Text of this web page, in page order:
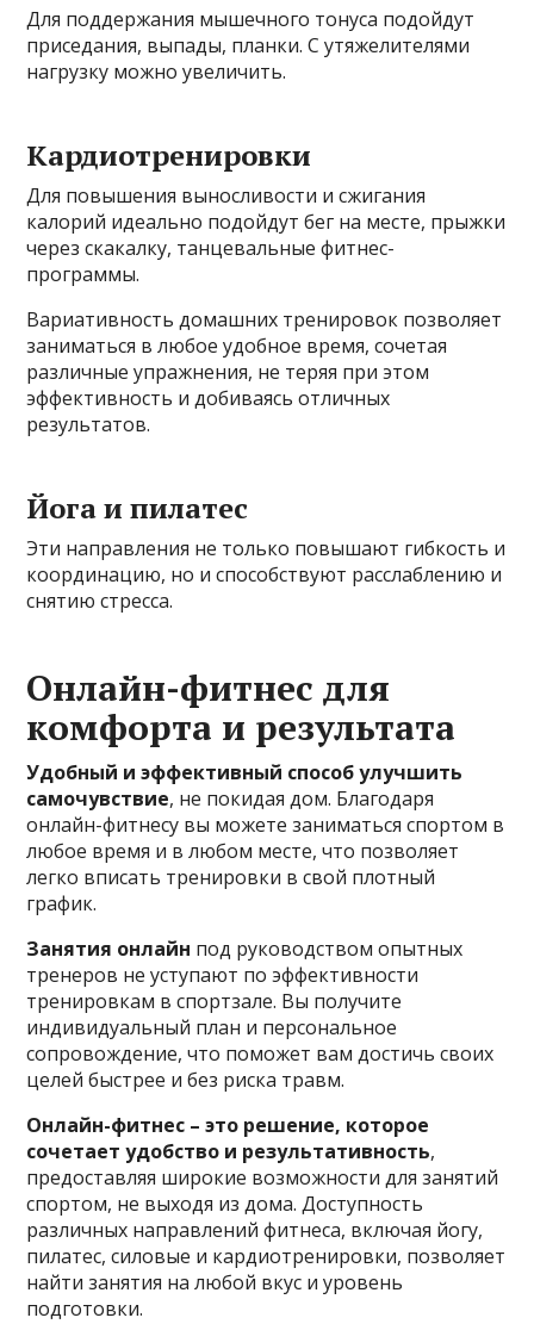
Для поддержания мышечного тонуса подойдут
приседания, выпады, планки. С утяжелителями
нагрузку можно увеличить.
Кардиотренировки
Для повышения выносливости и сжигания
калорий идеально подойдут бег на месте, прыжки
через скакалку, танцевальные фитнес-
программы.
Вариативность домашних тренировок позволяет
заниматься в любое удобное время, сочетая
различные упражнения, не теряя при этом
эффективность и добиваясь отличных
результатов.
Йога и пилатес
Эти направления не только повышают гибкость и
координацию, но и способствуют расслаблению и
снятию стресса.
Онлайн-фитнес для
комфорта и результата
Удобный и эффективный способ улучшить
самочувствие, не покидая дом. Благодаря
онлайн-фитнесу вы можете заниматься спортом в
любое время и в любом месте, что позволяет
легко вписать тренировки в свой плотный
график.
Занятия онлайн под руководством опытных
тренеров не уступают по эффективности
тренировкам в спортзале. Вы получите
индивидуальный план и персональное
сопровождение, что поможет вам достичь своих
целей быстрее и без риска травм.
Онлайн-фитнес – это решение, которое
сочетает удобство и результативность,
предоставляя широкие возможности для занятий
спортом, не выходя из дома. Доступность
различных направлений фитнеса, включая йогу,
пилатес, силовые и кардиотренировки, позволяет
найти занятия на любой вкус и уровень
подготовки.